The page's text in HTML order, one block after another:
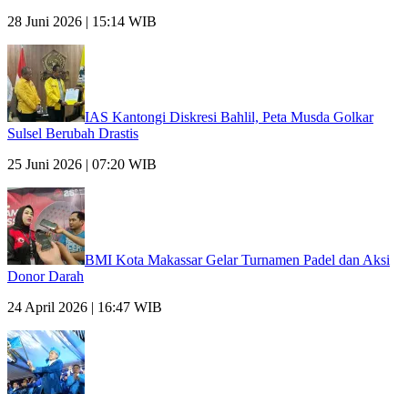
28 Juni 2026 | 15:14 WIB
IAS Kantongi Diskresi Bahlil, Peta Musda Golkar
Sulsel Berubah Drastis
25 Juni 2026 | 07:20 WIB
BMI Kota Makassar Gelar Turnamen Padel dan Aksi
Donor Darah
24 April 2026 | 16:47 WIB